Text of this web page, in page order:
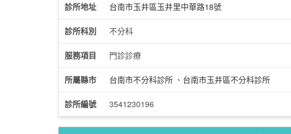
診所地址 台南市玉井區玉井里中華路18號
診所科別 不分科
服務項目 門診診療
所屬縣市 台南市不分科診所 、 台南市玉井區不分科診所
診所編號 3541230196